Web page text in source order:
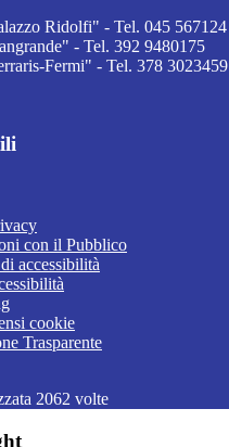
Ridolfi" - Tel. 045 567124
- Tel. 392 9480175
Fermi" - Tel. 378 3023459
con il Pubblico
accessibilità
cookie
Trasparente
2062 volte